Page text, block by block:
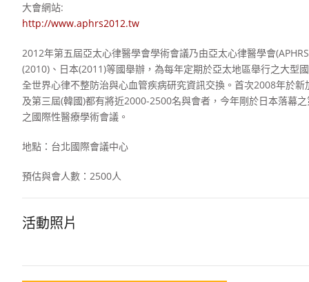
大會網站:
http://www.aphrs2012.tw
2012年第五屆亞太心律醫學會學術會議乃由亞太心律醫學會
(2010)、日本(2011)等國舉辦，為每年定期於亞太地區舉行之大型
全世界心律不整防治與心血管疾病研究資訊交換。首次2008年於
及第三屆(韓國)都有將近2000-2500名與會者，今年剛於日本落幕
之國際性醫療學術會議。
地點：台北國際會議中心
預估與會人數：2500人
活動照片